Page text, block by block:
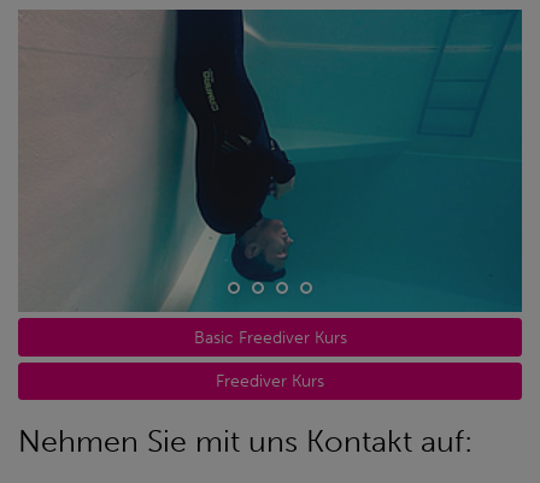
Basic Freediver Kurs
Freediver Kurs
Nehmen Sie mit uns Kontakt auf: